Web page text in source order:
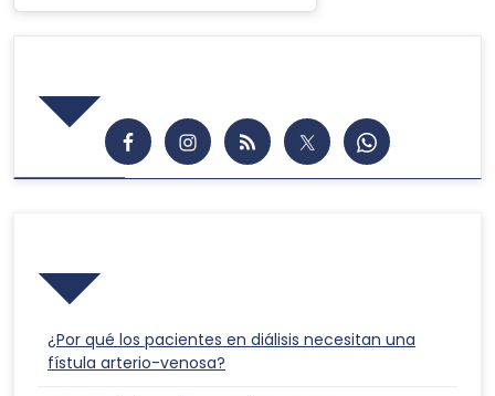
¿Por qué los pacientes en diálisis necesitan una
fístula arterio-venosa?